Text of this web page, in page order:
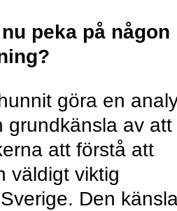
peka på någon
göra en
grundkänsla av att
att förstå att
väldigt viktig
Den